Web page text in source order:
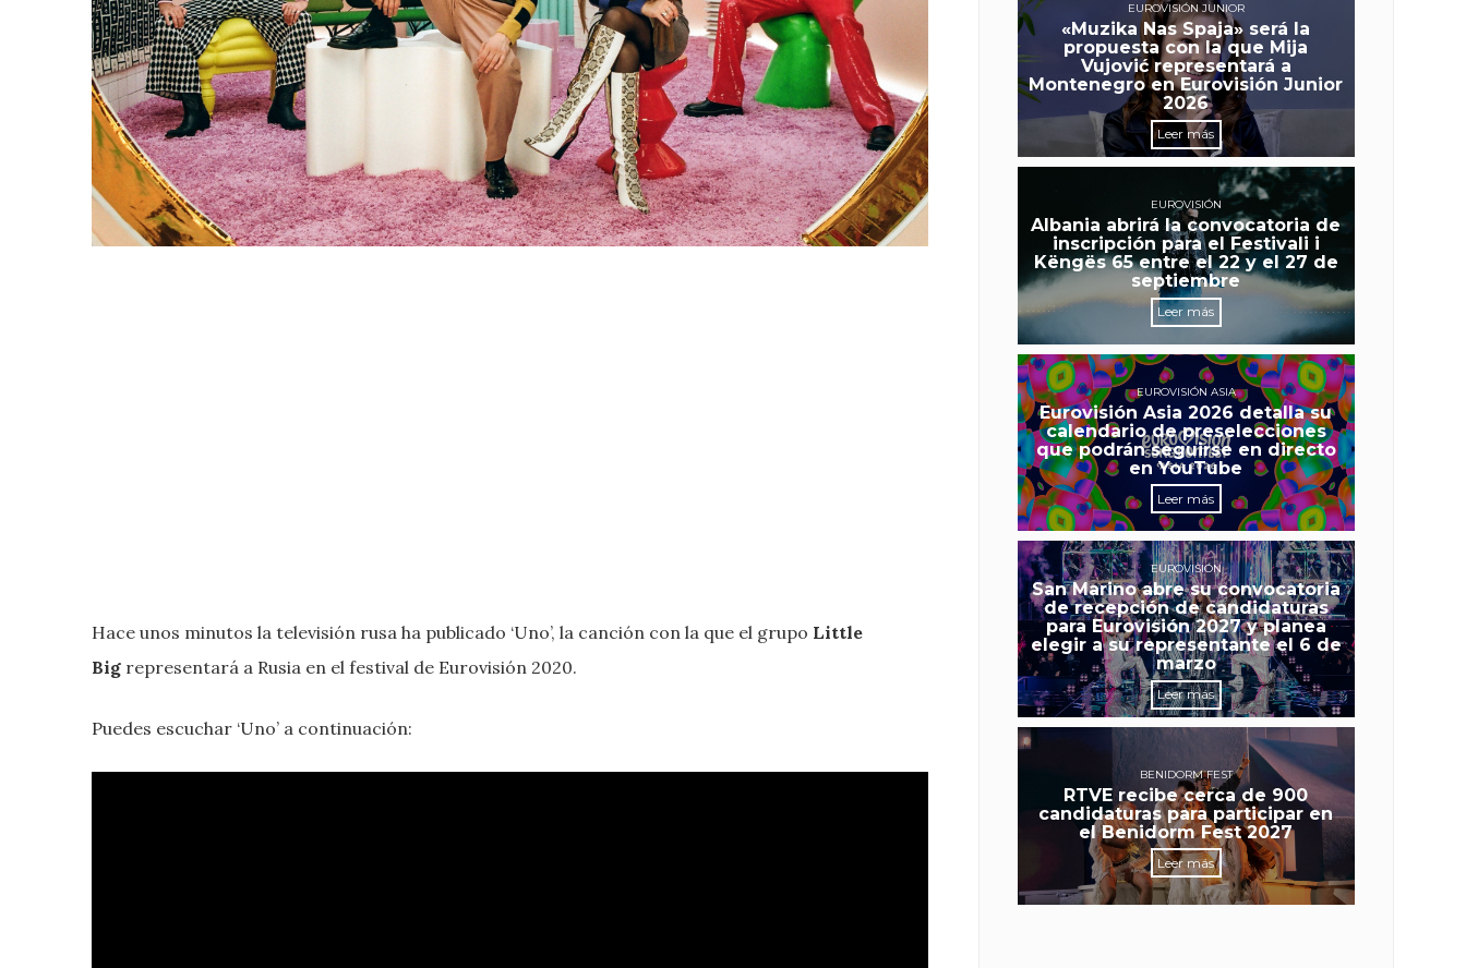
Hace unos minutos la televisión rusa ha publicado ‘Uno’, la canción con la que el grupo Little
Big representará a Rusia en el festival de Eurovisión 2020.
Puedes escuchar ‘Uno’ a continuación:
EUROVISIÓN JUNIOR
«Muzika Nas Spaja» será la
propuesta con la que Mija
Vujović representará a
Montenegro en Eurovisión Junior
2026
Leer más
EUROVISIÓN
Albania abrirá la convocatoria de
inscripción para el Festivali i
Këngës 65 entre el 22 y el 27 de
septiembre
Leer más
EUROVISIÓN ASIA
Eurovisión Asia 2026 detalla su
calendario de preselecciones
que podrán seguirse en directo
en YouTube
Leer más
EUROVISIÓN
San Marino abre su convocatoria
de recepción de candidaturas
para Eurovisión 2027 y planea
elegir a su representante el 6 de
marzo
Leer más
BENIDORM FEST
RTVE recibe cerca de 900
candidaturas para participar en
el Benidorm Fest 2027
Leer más